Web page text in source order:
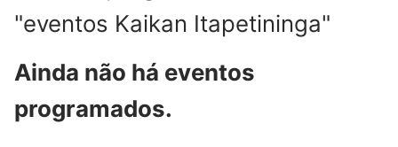
"eventos Kaikan Itapetininga"
Ainda não há eventos
programados.